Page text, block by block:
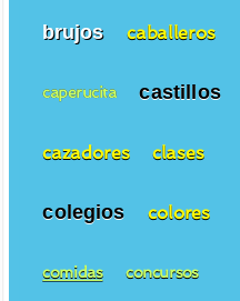
brujos caballeros
caperucita castillos
cazadores clases
colegios colores
comidas concursos